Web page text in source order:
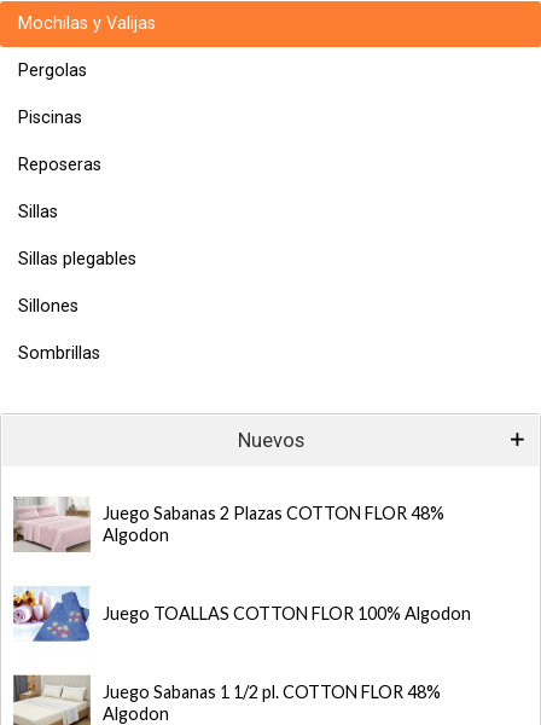
Mochilas y Valijas
Pergolas
Piscinas
Reposeras
Sillas
Sillas plegables
Sillones
Sombrillas
Nuevos
Juego Sabanas 2 Plazas COTTON FLOR 48%
Algodon
Juego TOALLAS COTTON FLOR 100% Algodon
Juego Sabanas 1 1/2 pl. COTTON FLOR 48%
Algodon